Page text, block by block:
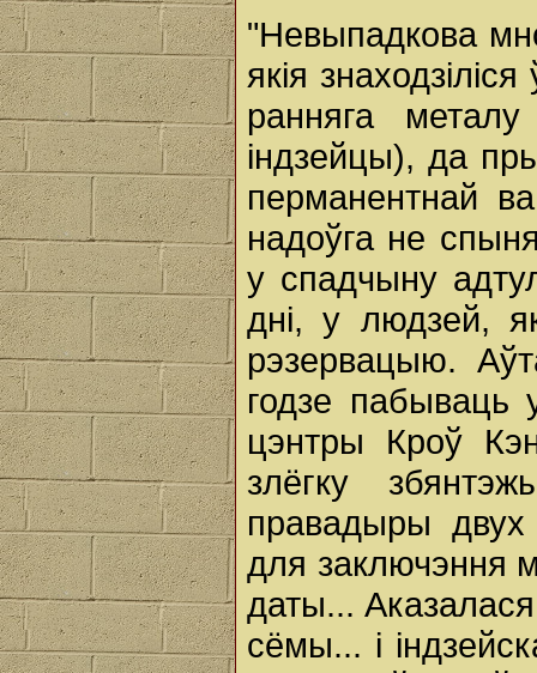
"Невыпадкова
якія
ранняга металу
індзейцы), да
перманентнай
надоўга не
у спадчыну
дні, у людзей,
рэзервацыю.
годзе пабываць
цэнтры Кроў
злёгку
правадыры
для заключэння
даты...
сёмы... і